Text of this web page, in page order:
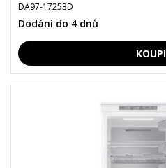
DA97-17253D
Dodání do 4 dnů